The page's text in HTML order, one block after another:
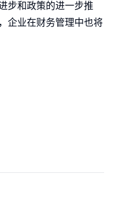
步和政策的进一步推
企业在财务管理中也将